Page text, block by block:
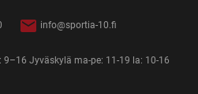
info@sportia-10.fi
Jyväskylä ma-pe: 11-19 la: 10-16